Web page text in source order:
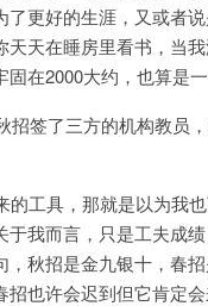
更好的生涯，又或者
天在睡房里看书，当
在2000大约，也算是一
签了三方的机构教员
工具，那就是以为我
我而言，只是工夫成
秋招是金九银十，春
也许会迟到但它肯定